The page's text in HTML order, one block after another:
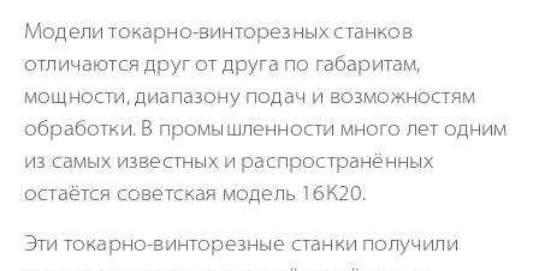
Модели токарно-винторезных станков
отличаются друг от друга по габаритам,
мощности, диапазону подач и возможностям
обработки. В промышленности много лет одним
из самых известных и распространённых
остаётся советская модель 16К20.
Эти токарно-винторезные станки получили